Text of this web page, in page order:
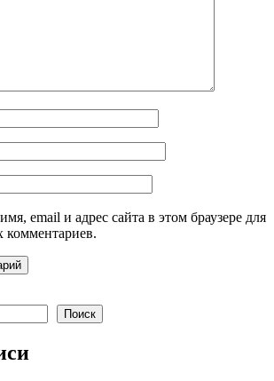
email и адрес сайта в этом браузере для
Поиск